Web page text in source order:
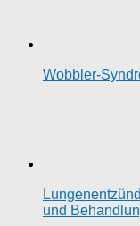
Wobbler-
und